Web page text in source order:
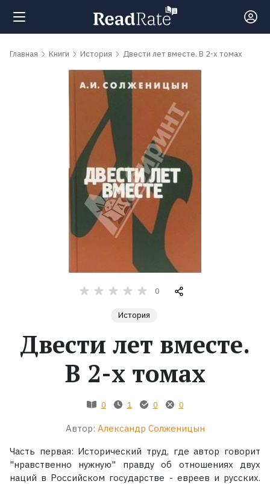
Поиск
Экранизации
Главная Книги История Двести лет вместе. В 2-х томах
0
История
Двести лет вместе.
В 2-х томах
0 1 0 0
Автор: Александр Солженицын
Часть первая: Исторический труд, где автор говорит
"нравственно нужную" правду об отношениях двух
наций в Российском государстве - евреев и русских.